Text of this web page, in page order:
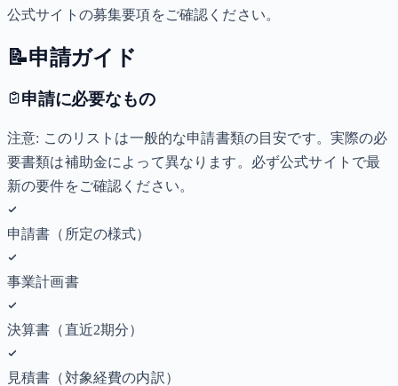
公式サイトの募集要項をご確認ください。
📝申請ガイド
申請に必要なもの
注意: このリストは一般的な申請書類の目安です。実際の必
要書類は補助金によって異なります。必ず公式サイトで最
新の要件をご確認ください。
申請書（所定の様式）
事業計画書
決算書（直近2期分）
見積書（対象経費の内訳）